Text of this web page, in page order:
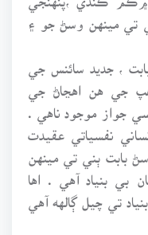
تي مينهن وسڻ جو ۽
، جديد سائنس جي
جي هن اهڃاڻ جي
جواز موجود ناهي .
نفسياتي عقيدت
بابت ٻني تي مينهن
بي بنياد آهي . اها
تي چيل ڳالهه آهي